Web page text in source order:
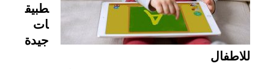
طبيق
ات
جيدة
للاطفال